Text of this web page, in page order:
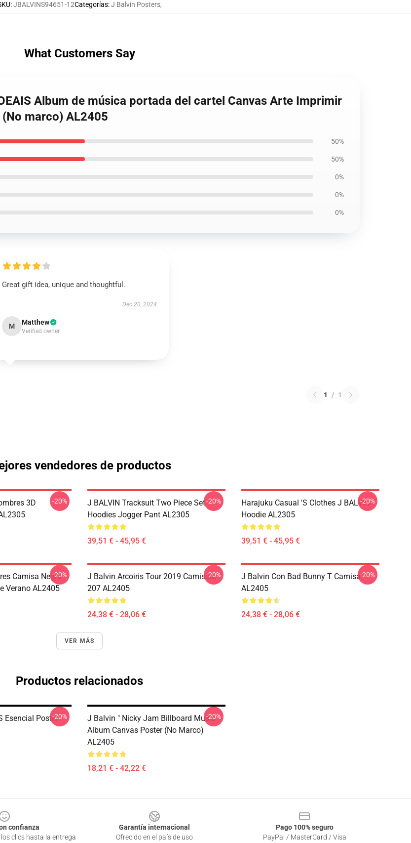
:JBALVINS94651-12Categorías:J Balvin Posters,
What Customers Say
Album de música portada del cartel Canvas Arte Imprimir
marco) AL2405
50%
50%
0%
0%
0%
Great gift idea, unique and thoughtful.
Dec 20, 2024
M Matthew
Verified owner
1 / 1
vendedores de productos
3D
-20%
J BALVIN Tracksuit Two Piece Set
Hoodies Jogger Pant AL2305
39,51 € - 45,95 €
-20%
Harajuku Casual 's Clothes J BALVIN
Hoodie AL2305
39,51 € - 45,95 €
-20%
Camisa Negra
Verano AL2405
-20%
J Balvin Arcoiris Tour 2019 Camiseta
207 AL2405
24,38 € - 28,06 €
-20%
J Balvin Con Bad Bunny T Camisa
AL2405
24,38 € - 28,06 €
-20%
VER MÁS
Productos relacionados
Esencial Poster-20%
J Balvin " Nicky Jam Billboard Music
Album Canvas Poster (No Marco)
AL2405
18,21 € - 42,22 €
-20%
confianza
clics hasta la entrega
Garantía internacional
Ofrecido en el país de uso
Pago 100% seguro
PayPal / MasterCard / Visa